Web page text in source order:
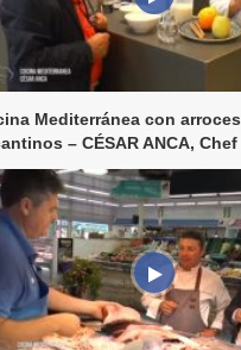
Mediterránea con arroces
– CÉSAR ANCA, Chef